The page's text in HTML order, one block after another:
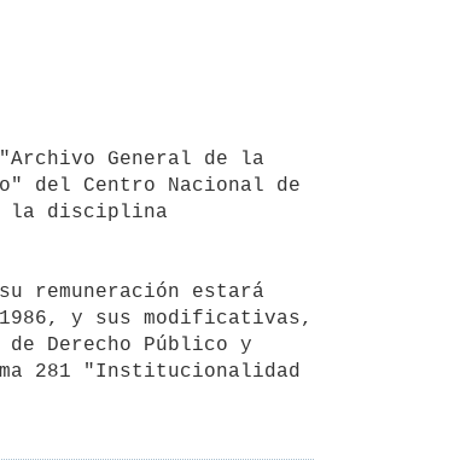
del Centro Nacional de
a la disciplina
y sus modificativas,
Derecho Público y
281 "Institucionalidad